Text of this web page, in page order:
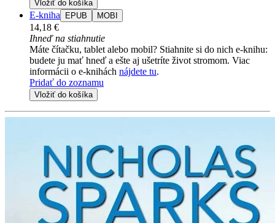
Vložiť do košíka
E-kniha EPUB MOBI
14,18 €
Ihneď na stiahnutie
Máte čítačku, tablet alebo mobil? Stiahnite si do nich e-knihu:
budete ju mať hneď a ešte aj ušetríte život stromom. Viac
informácii o e-knihách nájdete tu.
Pridať do zoznamu
Vložiť do košíka